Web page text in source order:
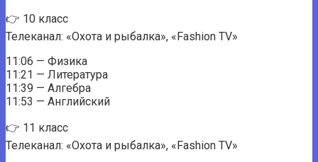
👉 10 класс
Телеканал: «Охота и рыбалка», «Fashion TV»
11:06 — Физика
11:21 — Литература
11:39 — Алгебра
11:53 — Английский
👉 11 класс
Телеканал: «Охота и рыбалка», «Fashion TV»